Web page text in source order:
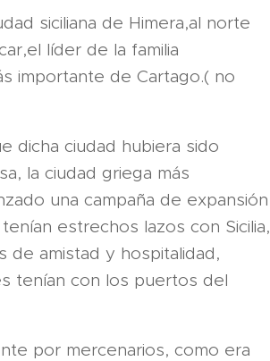
siciliana de Himera,al norte
líder de la familia
importante de Cartago.( no
dicha ciudad hubiera sido
la ciudad griega más
una campaña de expansión
estrechos lazos con Sicilia,
de amistad y hospitalidad,
tenían con los puertos del
por mercenarios, como era